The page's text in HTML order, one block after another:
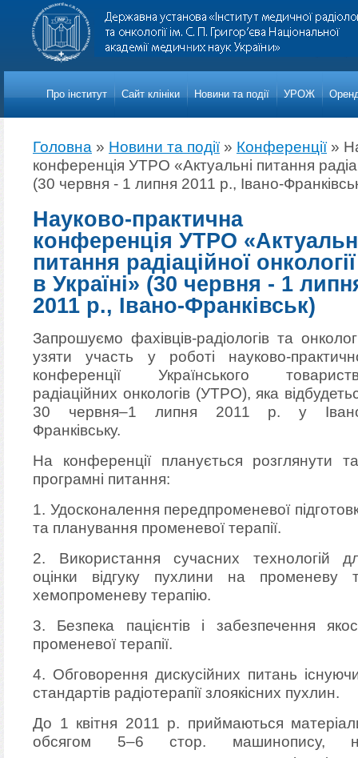
Про iнститут Сайт клініки Новини та події УРОЖ
Головна » Новини та події» Конференції»
конференція УТРО «Актуальні питання
(30 червня - 1 липня 2011 р., Івано-
Науково-практична
конференція УТРО
питання радіаційної онкології
в Україні» (30 червня - 1
2011 р., Івано-Франківськ)
Запрошуємо фахівців-радіологів та
узяти участь у роботі науково-
конференції Українського
радіаційних онкологів (УТРО), яка
30 червня–1 липня 2011 р. у
Франківську.
На конференції планується розглянути
програмні питання:
1. Удосконалення передпроменевої
та планування променевої терапії.
2. Використання сучасних технологій
оцінки відгуку пухлини на променеву
хемопроменеву терапію.
3. Безпека пацієнтів і забезпечення
променевої терапії.
4. Обговорення дискусійних питань
стандартів радіотерапії злоякісних пухлин.
До 1 квітня 2011 р. приймаються
обсягом 5–6 стор. машинопису,